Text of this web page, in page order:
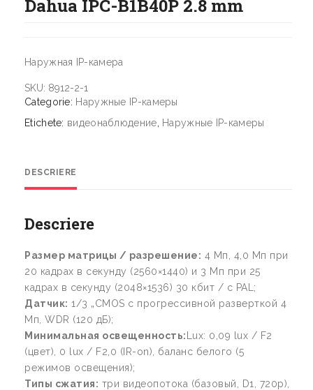
Dahua IPC-B1B40P 2.8 mm
Наружная IP-камера
SKU: 8912-2-1
Categorie: Наружные IP-камеры
Etichete: видеонаблюдение Наружные IP-камеры
DESCRIERE
Descriere
Размер матрицы / разрешение: 4 Мп, 4,0 Мп при
20 кадрах в секунду (2560×1440) и 3 Мп при 25
кадрах в секунду (2048×1536) 30 кбит / с PAL;
Датчик: 1/3 „CMOS с прогрессивной разверткой 4
Мп, WDR (120 дБ);
Минимальная освещенность: Lux: 0,09 lux / F2
(цвет), 0 lux / F2,0 (IR-on), баланс белого (5
режимов освещения);
Типы сжатия: три видеопотока (базовый, D1, 720p),